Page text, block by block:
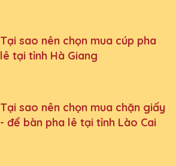
Tại sao nên chọn mua cúp pha
lê tại tỉnh Hà Giang
Tại sao nên chọn mua chặn giấy
- để bàn pha lê tại tỉnh Lào Cai